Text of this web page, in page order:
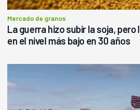
Mercado de granos
La guerra hizo subir la soja,
en el nivel más bajo en 30 años